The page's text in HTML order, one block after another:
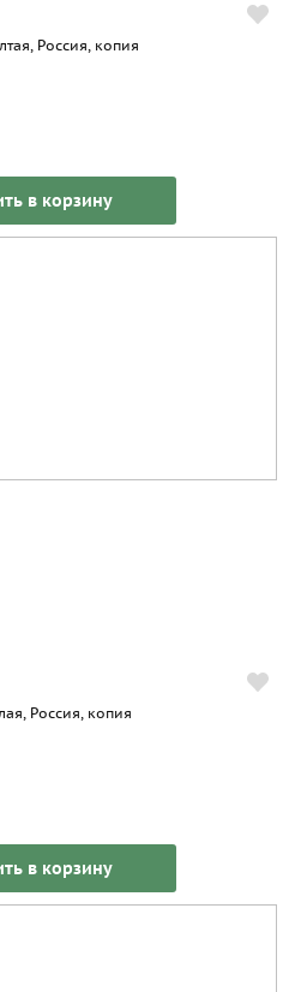
Россия, копия
в корзину
Россия, копия
в корзину